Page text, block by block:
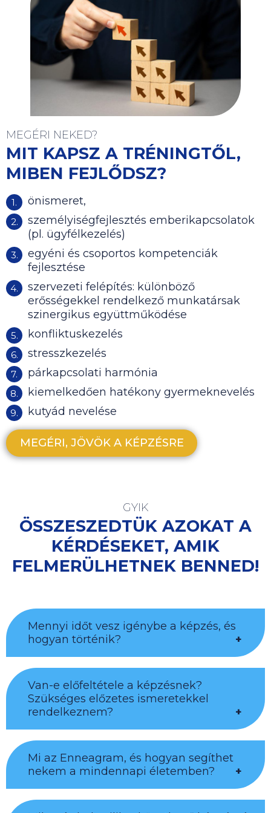
MEGÉRI NEKED?
MIT KAPSZ A TRÉNINGTŐL,
MIBEN FEJLŐDSZ?
önismeret,
személyiségfejlesztés emberikapcsolatok
(pl. ügyfélkezelés)
egyéni és csoportos kompetenciák
fejlesztése
szervezeti felépítés: különböző
erősségekkel rendelkező munkatársak
szinergikus együttműködése
konfliktuskezelés
stresszkezelés
párkapcsolati harmónia
kiemelkedően hatékony gyermeknevelés
kutyád nevelése
MEGÉRI, JÖVÖK A KÉPZÉSRE
GYIK
ÖSSZESZEDTÜK AZOKAT A
KÉRDÉSEKET, AMIK
FELMERÜLHETNEK BENNED!
Mennyi időt vesz igénybe a képzés, és
hogyan történik?
16 óra személyes oktatás tekintettel arra,
hogy mély önismereti utazásra invitálunk.
Van-e előfeltétele a képzésnek?
Szükséges előzetes ismeretekkel
rendelkeznem?
Nem kell előképzettség, sőt javasoljuk,
hogy a képzés után merülj csak el a
témában, tekintettel arra, hogy így sokkal
nagyobb befogadási lehetőséged van.
Mi az Enneagram, és hogyan segíthet
nekem a mindennapi életemben?